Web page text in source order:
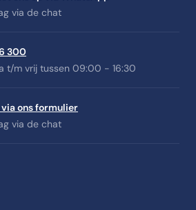
via de chat
300
t/m vrij tussen 09:00 - 16:30
ons formulier
via de chat